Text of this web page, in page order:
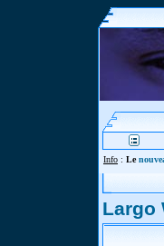
Info : Le
Largo